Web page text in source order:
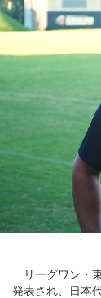
リーグワン・
発表され、日本